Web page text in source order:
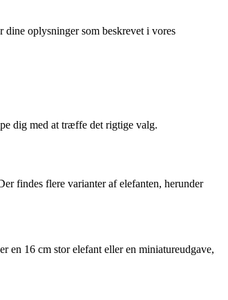
oplysninger som beskrevet i vores
dig med at træffe det rigtige valg.
findes flere varianter af elefanten, herunder
en 16 cm stor elefant eller en miniatureudgave,